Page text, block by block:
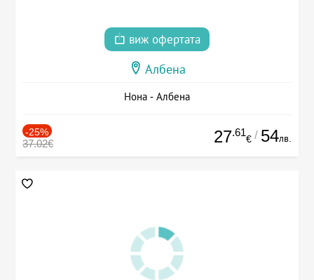
виж офертата
Албена
Нона - Албена
-25%
37.02€ 27.61
€ / 54лв.